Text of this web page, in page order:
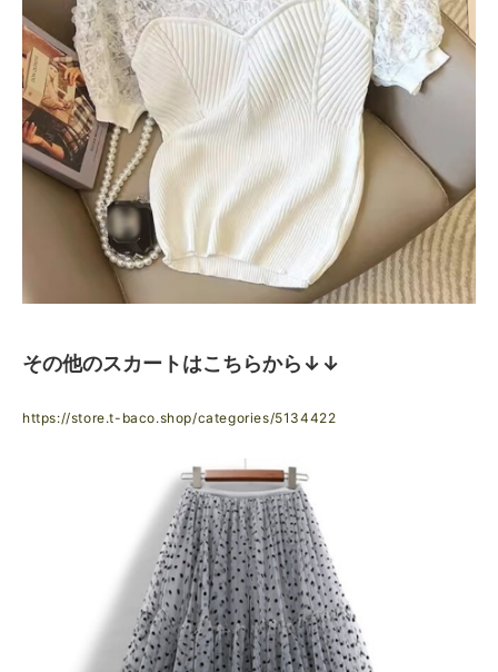
その他のスカートはこちらから↓↓
https://store.t-baco.shop/categories/5134422